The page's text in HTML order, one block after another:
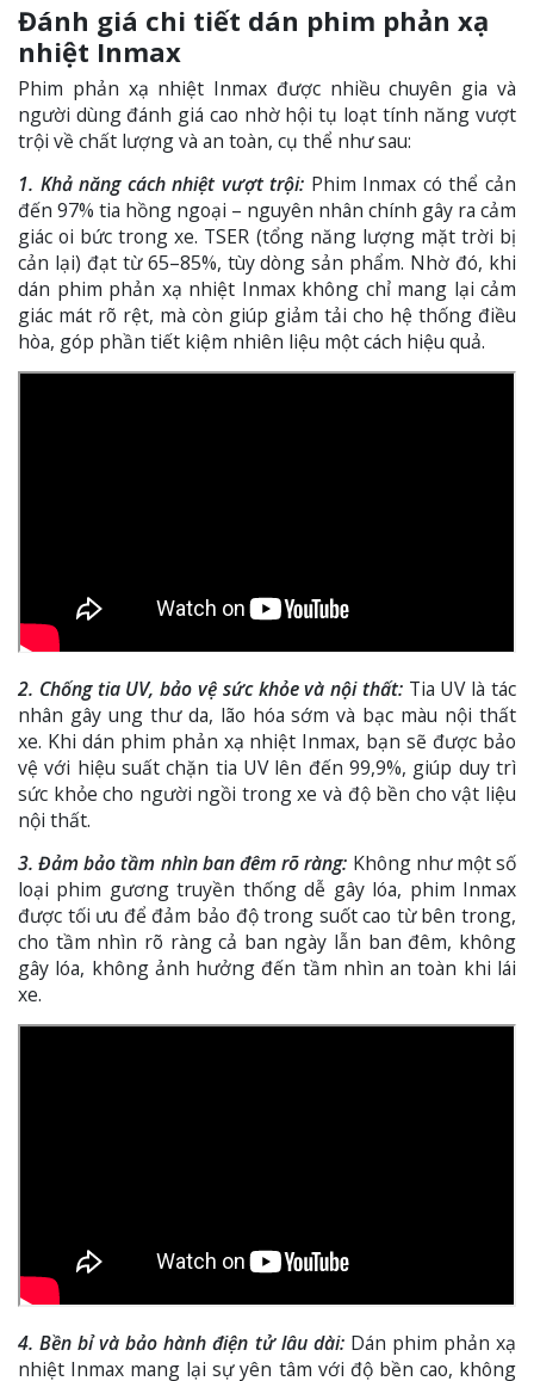
Đánh giá chi tiết dán phim phản xạ
nhiệt Inmax
Phim phản xạ nhiệt Inmax được nhiều chuyên gia và
người dùng đánh giá cao nhờ hội tụ loạt tính năng vượt
trội về chất lượng và an toàn, cụ thể như sau:
1. Khả năng cách nhiệt vượt trội: Phim Inmax có thể cản
đến 97% tia hồng ngoại – nguyên nhân chính gây ra cảm
giác oi bức trong xe. TSER (tổng năng lượng mặt trời bị
cản lại) đạt từ 65–85%, tùy dòng sản phẩm. Nhờ đó, khi
dán phim phản xạ nhiệt Inmax không chỉ mang lại cảm
giác mát rõ rệt, mà còn giúp giảm tải cho hệ thống điều
hòa, góp phần tiết kiệm nhiên liệu một cách hiệu quả.
2. Chống tia UV, bảo vệ sức khỏe và nội thất:Tia UV là tác
nhân gây ung thư da, lão hóa sớm và bạc màu nội thất
xe. Khi dán phim phản xạ nhiệt Inmax, bạn sẽ được bảo
vệ với hiệu suất chặn tia UV lên đến 99,9%, giúp duy trì
sức khỏe cho người ngồi trong xe và độ bền cho vật liệu
nội thất.
3. Đảm bảo tầm nhìn ban đêm rõ ràng: Không như một số
loại phim gương truyền thống dễ gây lóa, phim Inmax
được tối ưu để đảm bảo độ trong suốt cao từ bên trong,
cho tầm nhìn rõ ràng cả ban ngày lẫn ban đêm, không
gây lóa, không ảnh hưởng đến tầm nhìn an toàn khi lái
xe.
4. Bền bỉ và bảo hành điện tử lâu dài:Dán phim phản xạ
nhiệt Inmax mang lại sự yên tâm với độ bền cao, không